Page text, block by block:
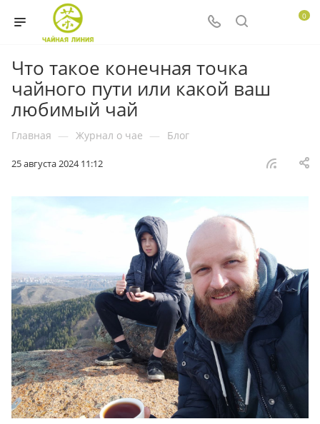
0
Что такое конечная точка
чайного пути или какой ваш
любимый чай
Главная — Журнал о чае — Блог
25 августа 2024 11:12